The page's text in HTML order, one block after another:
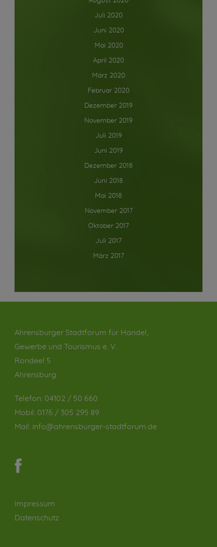
Juli 2020
Juni 2020
Mai 2020
April 2020
März 2020
Februar 2020
Dezember 2019
November 2019
Juli 2019
Juni 2019
Dezember 2018
Juni 2018
Mai 2018
November 2017
Oktober 2017
Juli 2017
März 2017
Ahrensburger Stadtforum für Handel,
Gewerbe und Tourismus e. V.
Rondeel 5
Ahrensburg
Telefon: 04102 / 50 660
Mobil: 0176 / 305 295 89
Mail: info@ahrensburger-stadtforum.de
Impressum
Datenschutz